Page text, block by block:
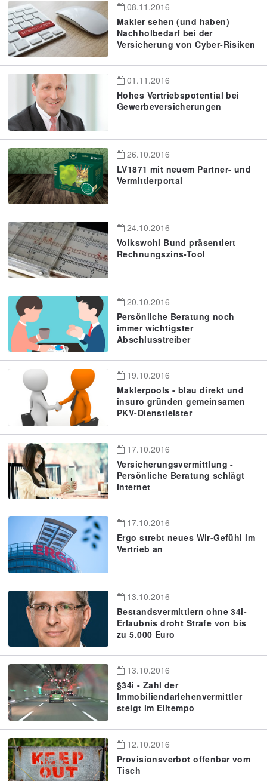
08.11.2016
Makler sehen (und haben)
Nachholbedarf bei der
Versicherung von Cyber-Risiken
01.11.2016
Hohes Vertriebspotential bei
Gewerbeversicherungen
26.10.2016
LV1871 mit neuem Partner- und
Vermittlerportal
24.10.2016
Volkswohl Bund präsentiert
Rechnungszins-Tool
20.10.2016
Persönliche Beratung noch
immer wichtigster
Abschlusstreiber
19.10.2016
Maklerpools - blau direkt und
insuro gründen gemeinsamen
PKV-Dienstleister
17.10.2016
Versicherungsvermittlung -
Persönliche Beratung schlägt
Internet
17.10.2016
Ergo strebt neues Wir-Gefühl im
Vertrieb an
13.10.2016
Bestandsvermittlern ohne 34i-
Erlaubnis droht Strafe von bis
zu 5.000 Euro
13.10.2016
§34i - Zahl der
Immobiliendarlehenvermittler
steigt im Eiltempo
12.10.2016
Provisionsverbot offenbar vom
Tisch